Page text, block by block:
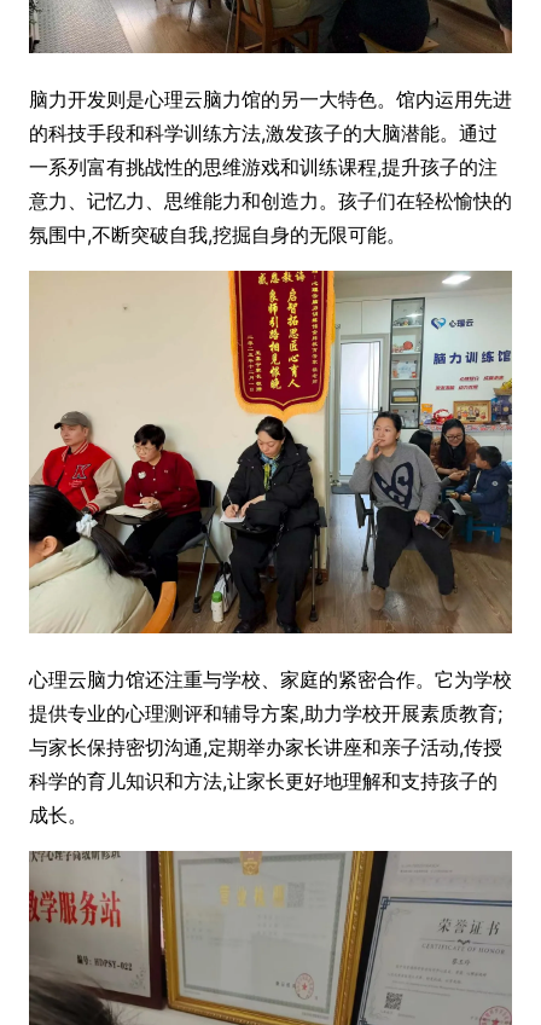
脑力开发则是心理云脑力馆的另一大特色。馆内运用先进
的科技手段和科学训练方法,激发孩子的大脑潜能。通过
一系列富有挑战性的思维游戏和训练课程,提升孩子的注
意力、记忆力、思维能力和创造力。孩子们在轻松愉快的
氛围中,不断突破自我,挖掘自身的无限可能。
心理云脑力馆还注重与学校、家庭的紧密合作。它为学校
提供专业的心理测评和辅导方案,助力学校开展素质教育;
与家长保持密切沟通,定期举办家长讲座和亲子活动,传授
科学的育儿知识和方法,让家长更好地理解和支持孩子的
成长。